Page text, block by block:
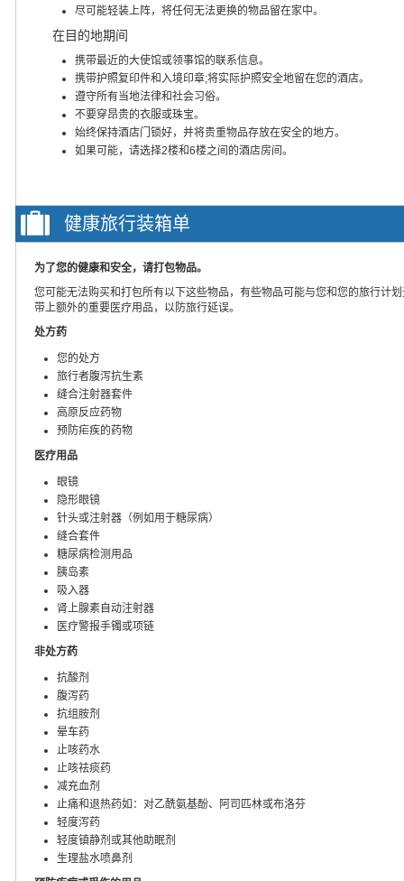
尽可能轻装上阵，将任何无法更换的物品留在家中。
在目的地期间
携带最近的大使馆或领事馆的联系信息。
携带护照复印件和入境印章;将实际护照安全地留在您的酒店。
遵守所有当地法律和社会习俗。
不要穿昂贵的衣服或珠宝。
始终保持酒店门锁好，并将贵重物品存放在安全的地方。
如果可能，请选择2楼和6楼之间的酒店房间。
健康旅行装箱单
为了您的健康和安全，请打包物品。
您可能无法购买和打包所有以下这些物品，有些物品可能与您和您的旅行计
带上额外的重要医疗用品，以防旅行延误。
处方药
您的处方
旅行者腹泻抗生素
缝合注射器套件
高原反应药物
预防疟疾的药物
医疗用品
眼镜
隐形眼镜
针头或注射器（例如用于糖尿病）
缝合套件
糖尿病检测用品
胰岛素
吸入器
肾上腺素自动注射器
医疗警报手镯或项链
非处方药
抗酸剂
腹泻药
抗组胺剂
晕车药
止咳药水
止咳祛痰药
减充血剂
止痛和退热药如：对乙酰氨基酚、阿司匹林或布洛芬
轻度泻药
轻度镇静剂或其他助眠剂
生理盐水喷鼻剂